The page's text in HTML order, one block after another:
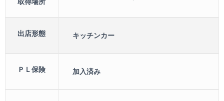
出店形態 キッチンカー
ＰＬ保険 加入済み